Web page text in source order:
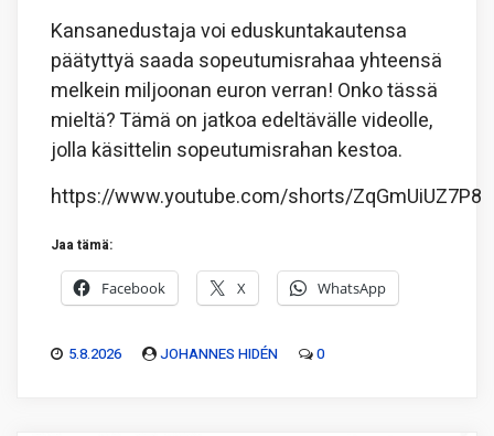
Kansanedustaja voi eduskuntakautensa
päätyttyä saada sopeutumisrahaa yhteensä
melkein miljoonan euron verran! Onko tässä
mieltä? Tämä on jatkoa edeltävälle videolle,
jolla käsittelin sopeutumisrahan kestoa.
https://www.youtube.com/shorts/ZqGmUiUZ7P8
Jaa tämä:
Facebook X WhatsApp
5.8.2026 JOHANNES HIDÉN 0